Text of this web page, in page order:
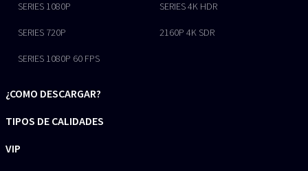
SERIES 1080P SERIES 4K HDR
SERIES 720P 2160P 4K SDR
SERIES 1080P 60 FPS
¿COMO DESCARGAR?
TIPOS DE CALIDADES
VIP